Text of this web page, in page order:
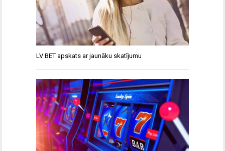
LV BET apskats ar jaunāku skatījumu